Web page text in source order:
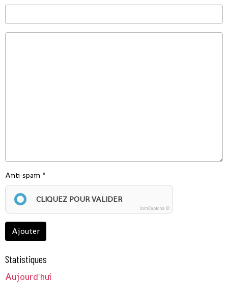
Anti-spam
CLIQUEZ POUR VALIDER
IconCaptcha ©
Ajouter
Statistiques
Aujourd'hui